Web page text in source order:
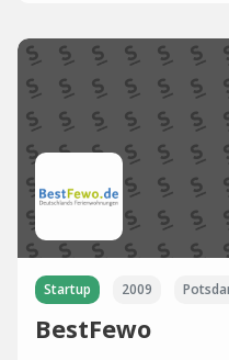
Startup 2009
BestFewo